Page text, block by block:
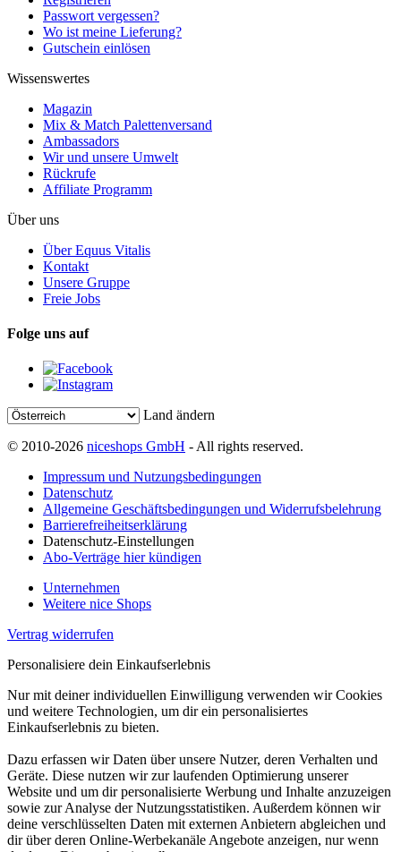
Passwort vergessen?
Wo ist meine Lieferung?
Gutschein einlösen
Wissenswertes
Magazin
Mix & Match Palettenversand
Ambassadors
Wir und unsere Umwelt
Rückrufe
Affiliate Programm
Über uns
Über Equus Vitalis
Kontakt
Unsere Gruppe
Freie Jobs
Folge uns auf
Land ändern
© 2010-2026 niceshops GmbH - All rights reserved.
Impressum und Nutzungsbedingungen
Datenschutz
Allgemeine Geschäftsbedingungen und Widerrufsbelehrung
Barrierefreiheitserklärung
Datenschutz-Einstellungen
Abo-Verträge hier kündigen
Unternehmen
Weitere nice Shops
Vertrag widerrufen
Personalisiere dein Einkaufserlebnis
Nur mit deiner individuellen Einwilligung verwenden wir Cookies
und weitere Technologien, um dir ein personalisiertes
Einkaufserlebnis zu bieten.
Dazu erfassen wir Daten über unsere Nutzer, deren Verhalten und
Geräte. Diese nutzen wir zur laufenden Optimierung unserer
Website und um dir personalisierte Werbung und Inhalte anzuzeigen
sowie zur Analyse der Nutzungsstatistiken. Außerdem können wir
deine verschlüsselten Daten mit externen Anbietern abgleichen und
dir über deren Online-Werbekanäle Angebote anzeigen, nur wenn